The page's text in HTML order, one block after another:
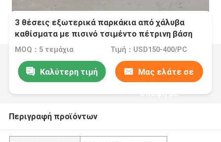
3 θέσεις εξωτερικά παρκάκια από χάλυβα
καθίσματα με πισινό τσιμέντο πέτρινη βάση
MOQ：5 τεμάχια Τιμή：USD150-400/PC
Καλύτερη τιμή Μας ελάτε σε
επαφή με
Περιγραφή προϊόντων